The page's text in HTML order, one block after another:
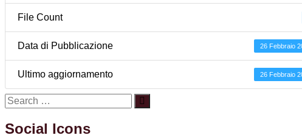
File Count
Data di Pubblicazione 26 Febbraio
Ultimo aggiornamento 26 Febbraio
Social Icons